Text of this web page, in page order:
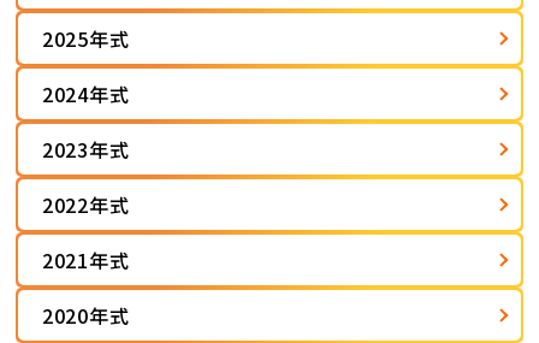
2025年式
2024年式
2023年式
2022年式
2021年式
2020年式